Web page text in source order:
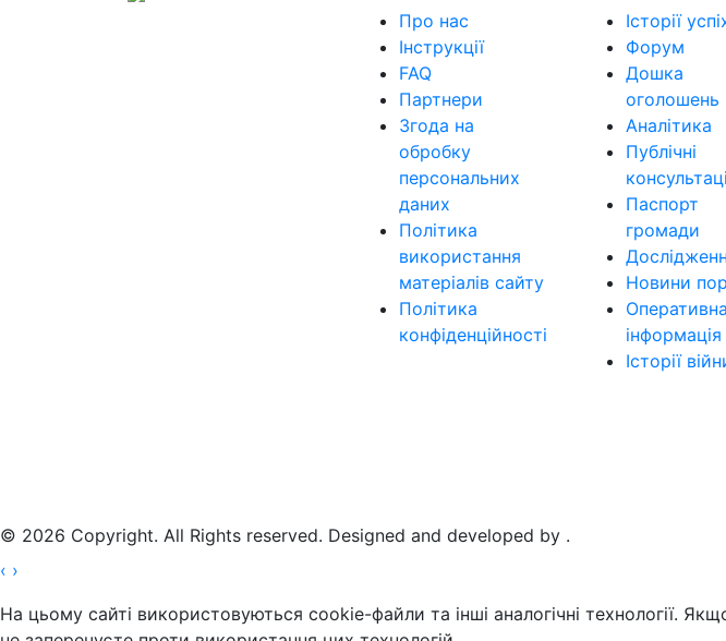
Про нас
Інструкції
FAQ
Партнери
Згода на
обробку
персональних
даних
Політика
використання
матеріалів сайту
Політика
конфіденційності
Історії
Форум
Дошка
оголошень
Аналітика
Публічні
Паспорт
громади
Новини
Оперативна
інформація
Історії
© 2026 Copyright. All Rights reserved. Designed and developed by .
‹ ›
На цьому сайті використовуються cookie-файли та інші аналогічні технології.